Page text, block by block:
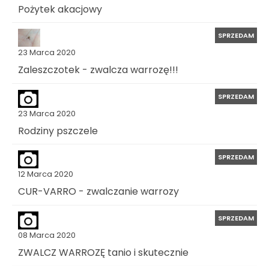
Pożytek akacjowy
23 Marca 2020
SPRZEDAM
Zaleszczotek - zwalcza warrozę!!!
23 Marca 2020
SPRZEDAM
Rodziny pszczele
12 Marca 2020
SPRZEDAM
CUR-VARRO - zwalczanie warrozy
08 Marca 2020
SPRZEDAM
ZWALCZ WARROZĘ tanio i skutecznie